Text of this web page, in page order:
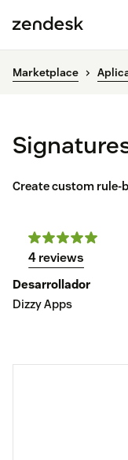
Marketplace
Create custom rule-
4 reviews
Desarrollador
Dizzy Apps